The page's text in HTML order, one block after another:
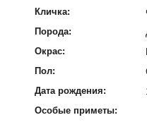
Кличка:
Порода:
Окрас:
Пол:
Дата рождения:
Особые приметы: